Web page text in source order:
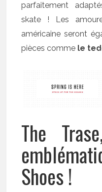
parfaitement
skate ! Les
américaine seront
pièces comme le
The
Shoes !